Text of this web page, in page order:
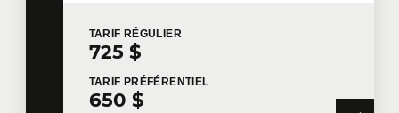
TARIF RÉGULIER
725 $
TARIF PRÉFÉRENTIEL
650 $